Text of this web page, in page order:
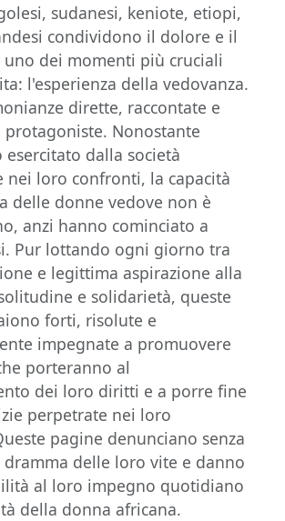
sudanesi, keniote, etiopi,
condividono il dolore e il
dei momenti più cruciali
l'esperienza della vedovanza.
dirette, raccontate e
protagoniste. Nonostante
esercitato dalla società
nei loro confronti, la capacità
delle donne vedove non è
anzi hanno cominciato a
Pur lottando ogni giorno tra
e legittima aspirazione alla
e solidarietà, queste
forti, risolute e
impegnate a promuovere
porteranno al
dei loro diritti e a porre fine
perpetrate nei loro
pagine denunciano senza
delle loro vite e danno
al loro impegno quotidiano
della donna africana.